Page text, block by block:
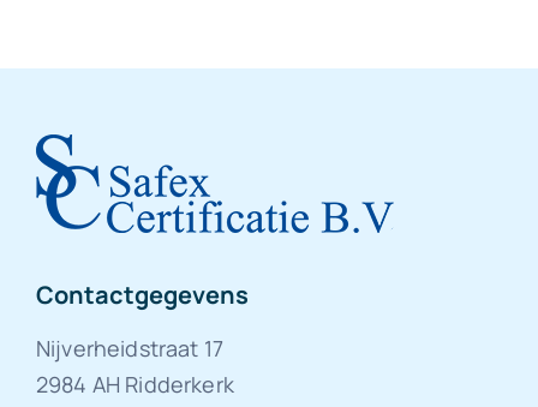
Contactgegevens
Nijverheidstraat 17
2984 AH Ridderkerk